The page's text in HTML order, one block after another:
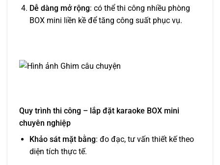
Dễ dàng mở rộng: có thể thi công nhiều phòng
BOX mini liền kề để tăng công suất phục vụ.
Quy trình thi công – lắp đặt karaoke BOX mini
chuyên nghiệp
Khảo sát mặt bằng: đo đạc, tư vấn thiết kế theo
diện tích thực tế.